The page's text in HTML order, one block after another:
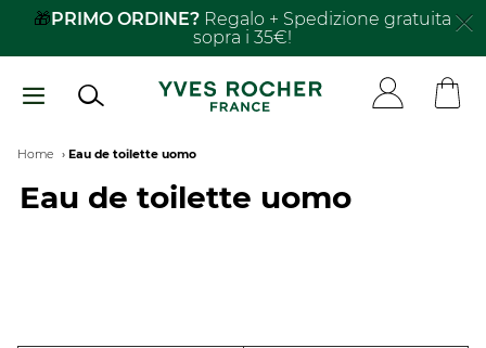
Salta
principale
🎁PRIMO ORDINE? Regalo + Spedizione gratuita
sopra i 35€!
Breadcrumb
Home Eau de toilette uomo
Eau de toilette uomo